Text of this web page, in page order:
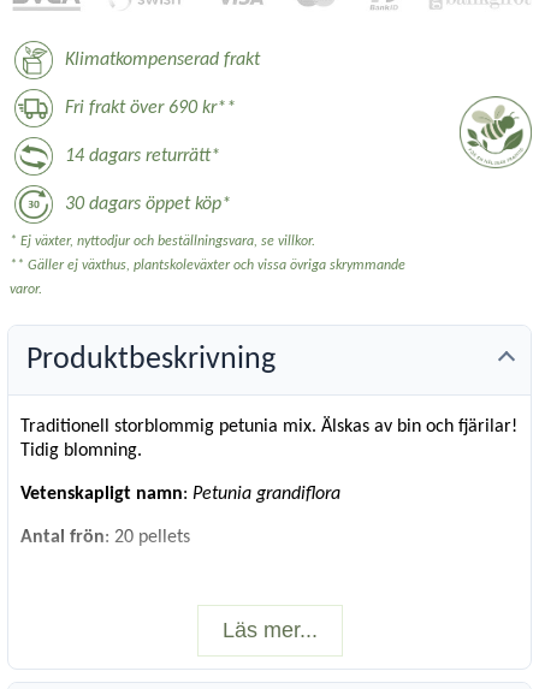
Klimatkompenserad frakt
Fri frakt över 690 kr**
14 dagars returrätt*
30 dagars öppet köp*
* Ej växter, nyttodjur och beställningsvara, se villkor.
** Gäller ej växthus, plantskoleväxter och vissa övriga skrymmande
varor.
Produktbeskrivning
Traditionell storblommig petunia mix. Älskas av bin och fjärilar!
Tidig blomning.
Vetenskapligt namn: Petunia grandiflora
Antal frön: 20 pellets
Läs mer...